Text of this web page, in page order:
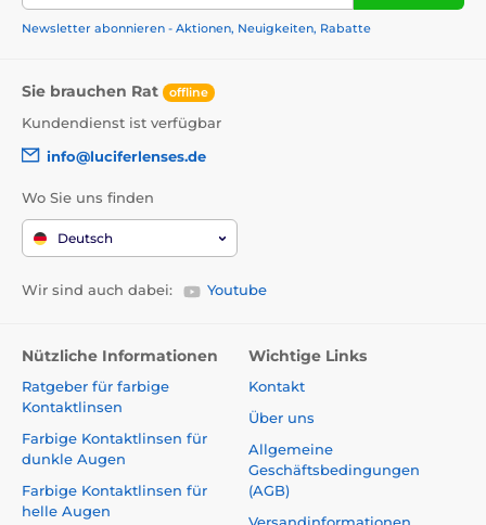
Newsletter abonnieren - Aktionen, Neuigkeiten, Rabatte
Sie brauchen Rat offline
Kundendienst ist verfügbar
info@luciferlenses.de
Wo Sie uns finden
Deutsch
Wir sind auch dabei: Youtube
Nützliche Informationen
Ratgeber für farbige
Kontaktlinsen
Farbige Kontaktlinsen für
dunkle Augen
Farbige Kontaktlinsen für
helle Augen
Wichtige Links
Kontakt
Über uns
Allgemeine
Geschäftsbedingungen
(AGB)
Versandinformationen